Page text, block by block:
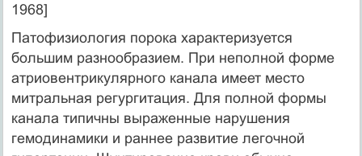
1968]
Патофизиология порока характеризуется
большим разнообразием. При неполной форме
атриовентрикулярного канала имеет место
митральная регургитация. Для полной формы
канала типичны выраженные нарушения
гемодинамики и раннее развитие легочной